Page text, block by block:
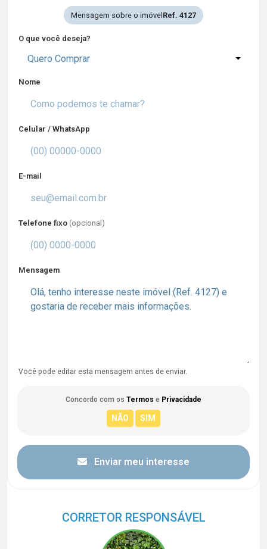
Mensagem sobre o imóvel Ref. 4127
O que você deseja?
Quero Comprar
Nome
Celular / WhatsApp
E-mail
Telefone fixo (opcional)
Mensagem
Você pode editar esta mensagem antes de enviar.
Concordo com os Termos e Privacidade
Enviar meu interesse
CORRETOR RESPONSÁVEL